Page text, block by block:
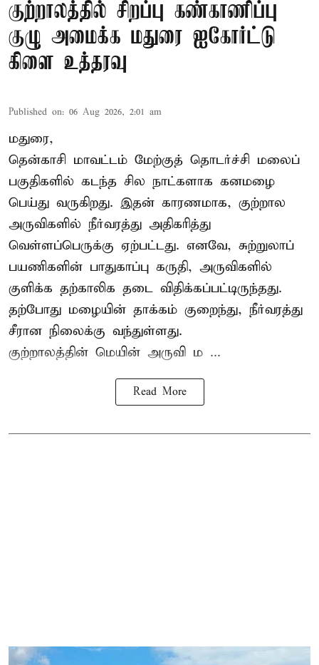
குற்றாலத்தில் சிறப்பு கண்காணிப்பு
குழு அமைக்க மதுரை ஐகோர்ட்டு
கிளை உத்தரவு
Published on: 06 Aug 2026, 2:01 am
மதுரை,
தென்காசி மாவட்டம் மேற்குத் தொடர்ச்சி மலைப்
பகுதிகளில் கடந்த சில நாட்களாக கனமழை
பெய்து வருகிறது. இதன் காரணமாக, குற்றால
அருவிகளில் நீர்வரத்து அதிகரித்து
வெள்ளப்பெருக்கு ஏற்பட்டது. எனவே, சுற்றுலாப்
பயணிகளின் பாதுகாப்பு கருதி, அருவிகளில்
குளிக்க தற்காலிக தடை விதிக்கப்பட்டிருந்தது.
தற்போது மழையின் தாக்கம் குறைந்து, நீர்வரத்து
சீரான நிலைக்கு வந்துள்ளது.
குற்றாலத்தின் மெயின் அருவி ம ...
Read More